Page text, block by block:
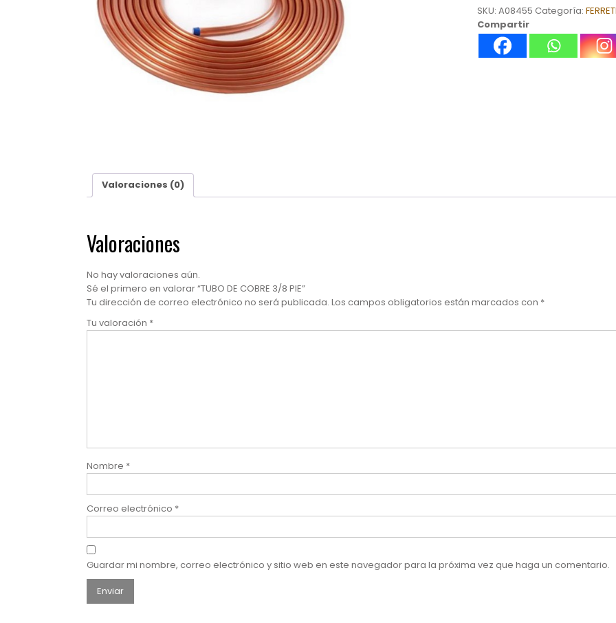
3/8
PIE
cantidad
SKU: A08455 Categoría:
Compartir
Valoraciones (0)
Valoraciones
No hay valoraciones aún.
Sé el primero en valorar “TUBO DE COBRE 3/8 PIE”
Tu dirección de correo electrónico no será publicada. Los campos obligatorios están marcados con *
Tu valoración *
Nombre *
Correo electrónico *
Guardar mi nombre, correo electrónico y sitio web en este navegador para la próxima vez que haga un comentario.